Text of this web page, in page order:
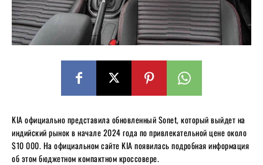
KIA официально представила обновленный Sonet, который выйдет на
индийский рынок в начале 2024 года по привлекательной цене около
$10 000. На официальном сайте KIA появилась подробная информация
об этом бюджетном компактном кроссовере.